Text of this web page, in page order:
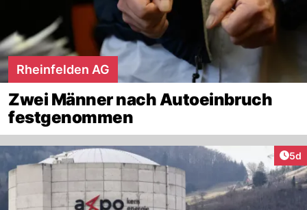
Rheinfelden AG
Zwei Männer nach Autoeinbruch
festgenommen
5d